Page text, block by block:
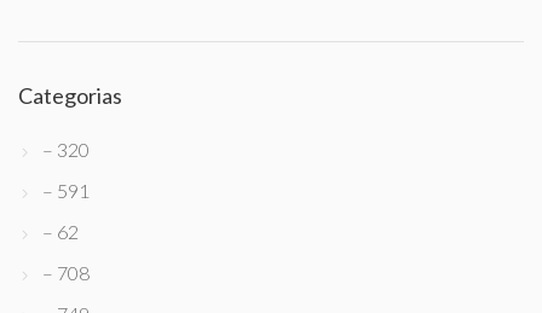
Categorias
– 320
– 591
– 62
– 708